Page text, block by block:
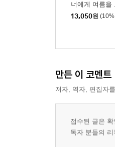
너에게 여름을
13,050원
만든 이 코멘트
저자, 역자, 편집자
접수된 글은
독자 분들의